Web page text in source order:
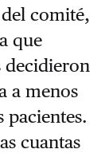
comité,
que
decidieron
a menos
pacientes.
cuantas